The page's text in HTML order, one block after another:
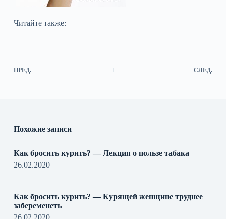
Читайте также:
ПРЕД. СЛЕД.
Похожие записи
Как бросить курить? — Лекция о пользе табака
26.02.2020
Как бросить курить? — Курящей женщине труднее
забеременеть
26.02.2020